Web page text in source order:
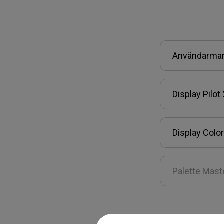
Display Pilot
Display
Palette